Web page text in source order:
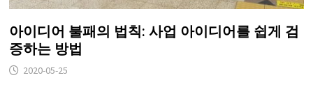
아이디어 불패의 법칙: 사업 아이디어를 쉽게 검
증하는 방법
2020-05-25